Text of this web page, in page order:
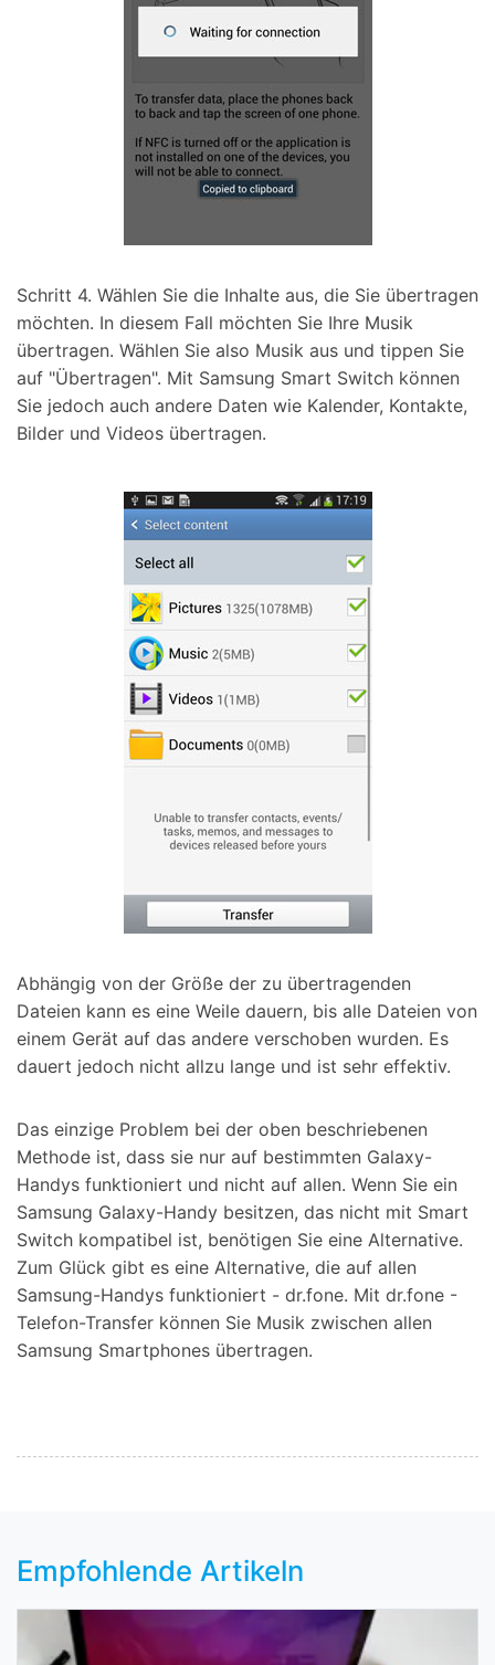
Schritt 4. Wählen Sie die Inhalte aus, die Sie übertragen
möchten. In diesem Fall möchten Sie Ihre Musik
übertragen. Wählen Sie also Musik aus und tippen Sie
auf "Übertragen". Mit Samsung Smart Switch können
Sie jedoch auch andere Daten wie Kalender, Kontakte,
Bilder und Videos übertragen.
Abhängig von der Größe der zu übertragenden
Dateien kann es eine Weile dauern, bis alle Dateien von
einem Gerät auf das andere verschoben wurden. Es
dauert jedoch nicht allzu lange und ist sehr effektiv.
Das einzige Problem bei der oben beschriebenen
Methode ist, dass sie nur auf bestimmten Galaxy-
Handys funktioniert und nicht auf allen. Wenn Sie ein
Samsung Galaxy-Handy besitzen, das nicht mit Smart
Switch kompatibel ist, benötigen Sie eine Alternative.
Zum Glück gibt es eine Alternative, die auf allen
Samsung-Handys funktioniert - dr.fone. Mit dr.fone -
Telefon-Transfer können Sie Musik zwischen allen
Samsung Smartphones übertragen.
Empfohlende Artikeln